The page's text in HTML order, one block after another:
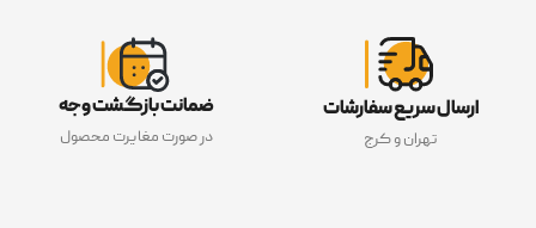
ارسال سریع سفارشات
تهران و کرج
ضمانت بازگشت وجه
در صورت مغایرت محصول